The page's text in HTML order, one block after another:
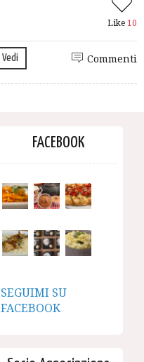
Like 10
Vedi Commenti
FACEBOOK
SEGUIMI SU
FACEBOOK